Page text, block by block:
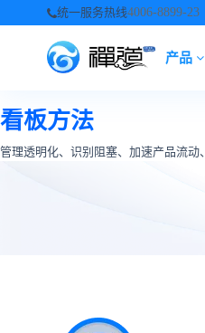
统一服务热线4006-8899-23
产品
看板方法
管理透明化、识别阻塞、加速产品流